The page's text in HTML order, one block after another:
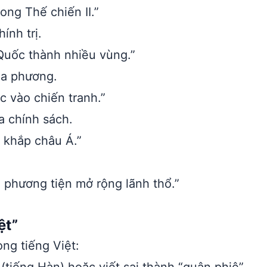
Thế chiến II.”
trị.
thành nhiều vùng.”
phương.
vào chiến tranh.”
chính sách.
châu Á.”
tiện mở rộng lãnh thổ.”
tiếng Việt: